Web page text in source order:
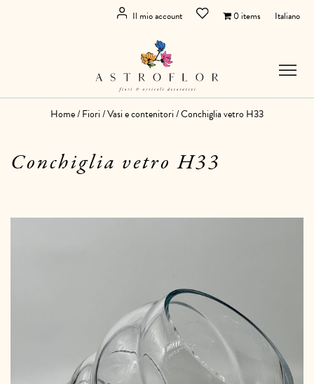
Il mio account 0 items Italiano
Home/Fiori/Vasi e contenitori/ Conchiglia vetro H33
Conchiglia vetro H33